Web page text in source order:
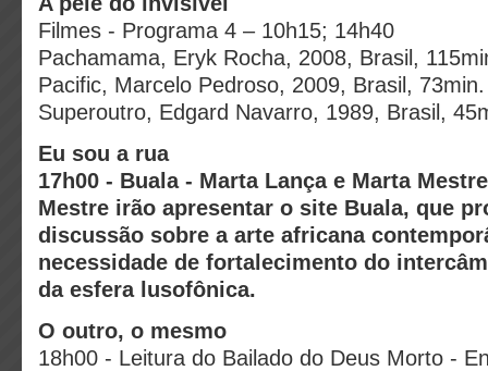
Filmes - Programa 4 – 10h15; 14h40
Pachamama, Eryk Rocha, 2008, Brasil,
Pacific, Marcelo Pedroso, 2009, Brasil, 73min.
Superoutro, Edgard Navarro, 1989, Brasil,
Eu sou a rua
17h00 - Buala - Marta Lança e Marta
Mestre irão apresentar o site Buala, que
discussão sobre a arte africana
necessidade de fortalecimento do
da esfera lusofônica.
O outro, o mesmo
18h00 - Leitura do Bailado do Deus Morto -